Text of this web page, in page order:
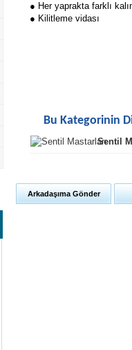
● Her yaprakta farklı
● Kilitleme vidası
Bu Kategorinin
Sentil
Arkadaşıma Gönder